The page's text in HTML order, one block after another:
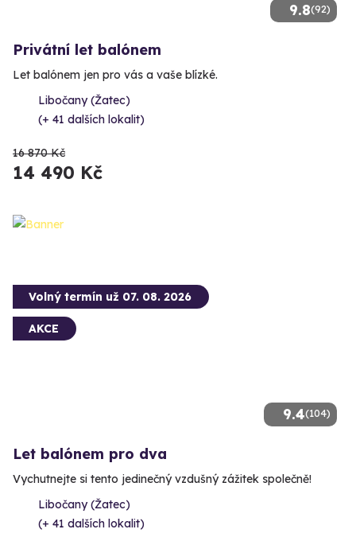
9.8(92)
Privátní let balónem
Let balónem jen pro vás a vaše blízké.
Libočany (Žatec)
(+ 41 dalších lokalit)
16 870 Kč
14 490 Kč
9.4(104)
Volný termín už 07. 08. 2026
AKCE
Let balónem pro dva
Vychutnejte si tento jedinečný vzdušný zážitek společně!
Libočany (Žatec)
(+ 41 dalších lokalit)